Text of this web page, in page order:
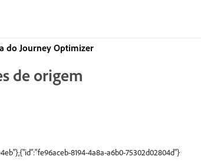
do Journey Optimizer
de origem
8194-4a8a-a6b0-75302d02804d"}